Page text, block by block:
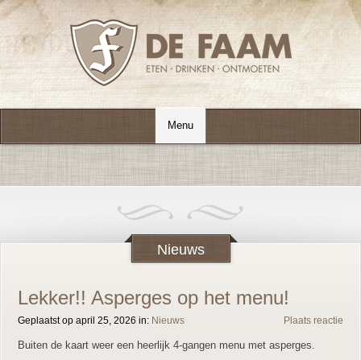
Nieuws
Lekker!! Asperges op het menu!
Geplaatst op april 25, 2026 in: Nieuws Plaats reactie
Buiten de kaart weer een heerlijk 4-gangen menu met asperges.